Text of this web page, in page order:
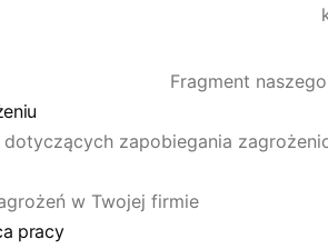
Fragment
zapobiegania
w Twojej firmie
pracy